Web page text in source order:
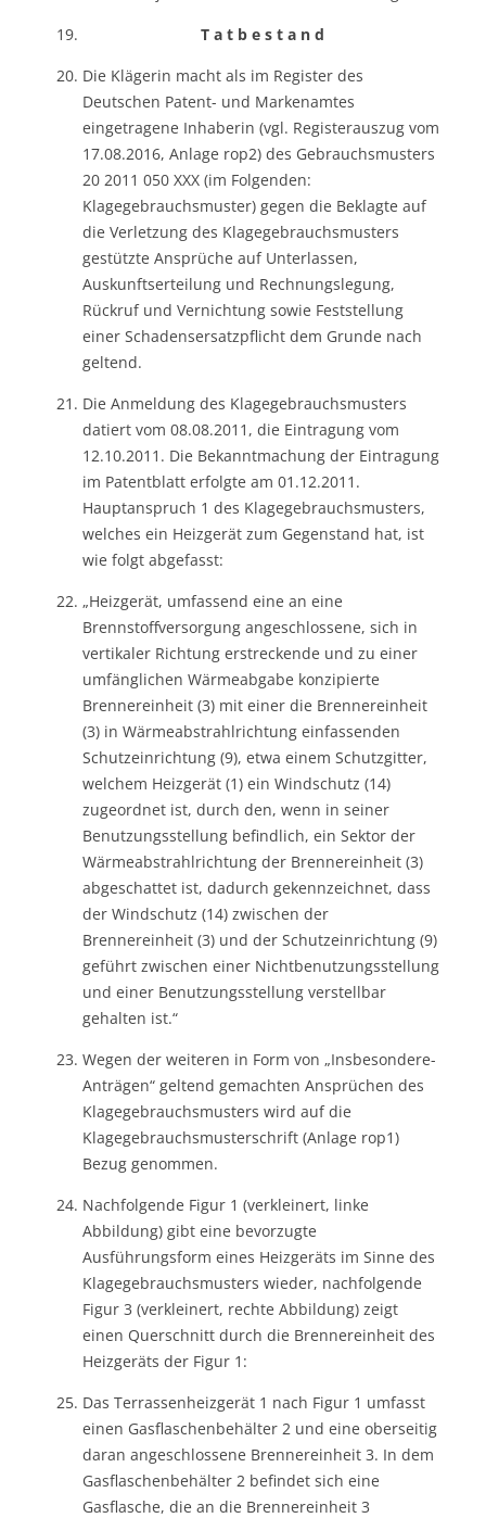
T a t b e s t a n d
Die Klägerin macht als im Register des
Deutschen Patent- und Markenamtes
eingetragene Inhaberin (vgl. Registerauszug vom
17.08.2016, Anlage rop2) des Gebrauchsmusters
20 2011 050 XXX (im Folgenden:
Klagegebrauchsmuster) gegen die Beklagte auf
die Verletzung des Klagegebrauchsmusters
gestützte Ansprüche auf Unterlassen,
Auskunftserteilung und Rechnungslegung,
Rückruf und Vernichtung sowie Feststellung
einer Schadensersatzpflicht dem Grunde nach
geltend.
Die Anmeldung des Klagegebrauchsmusters
datiert vom 08.08.2011, die Eintragung vom
12.10.2011. Die Bekanntmachung der Eintragung
im Patentblatt erfolgte am 01.12.2011.
Hauptanspruch 1 des Klagegebrauchsmusters,
welches ein Heizgerät zum Gegenstand hat, ist
wie folgt abgefasst:
„Heizgerät, umfassend eine an eine
Brennstoffversorgung angeschlossene, sich in
vertikaler Richtung erstreckende und zu einer
umfänglichen Wärmeabgabe konzipierte
Brennereinheit (3) mit einer die Brennereinheit
(3) in Wärmeabstrahlrichtung einfassenden
Schutzeinrichtung (9), etwa einem Schutzgitter,
welchem Heizgerät (1) ein Windschutz (14)
zugeordnet ist, durch den, wenn in seiner
Benutzungsstellung befindlich, ein Sektor der
Wärmeabstrahlrichtung der Brennereinheit (3)
abgeschattet ist, dadurch gekennzeichnet, dass
der Windschutz (14) zwischen der
Brennereinheit (3) und der Schutzeinrichtung (9)
geführt zwischen einer Nichtbenutzungsstellung
und einer Benutzungsstellung verstellbar
gehalten ist.“
Wegen der weiteren in Form von „Insbesondere-
Anträgen“ geltend gemachten Ansprüchen des
Klagegebrauchsmusters wird auf die
Klagegebrauchsmusterschrift (Anlage rop1)
Bezug genommen.
Nachfolgende Figur 1 (verkleinert, linke
Abbildung) gibt eine bevorzugte
Ausführungsform eines Heizgeräts im Sinne des
Klagegebrauchsmusters wieder, nachfolgende
Figur 3 (verkleinert, rechte Abbildung) zeigt
einen Querschnitt durch die Brennereinheit des
Heizgeräts der Figur 1:
Das Terrassenheizgerät 1 nach Figur 1 umfasst
einen Gasflaschenbehälter 2 und eine oberseitig
daran angeschlossene Brennereinheit 3. In dem
Gasflaschenbehälter 2 befindet sich eine
Gasflasche, die an die Brennereinheit 3